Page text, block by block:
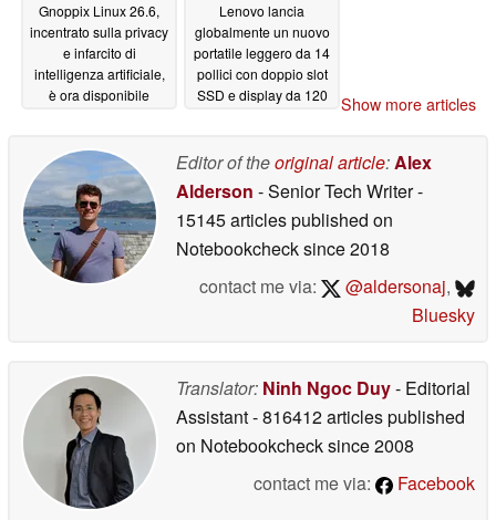
Gnoppix Linux 26.6,
incentrato sulla privacy
e infarcito di
intelligenza artificiale,
è ora disponibile
Lenovo lancia
globalmente un nuovo
portatile leggero da 14
pollici con doppio slot
SSD e display da 120
Show more articles
Editor of theoriginal article:Alex
Alderson - Senior Tech Writer-
15145 articles published on
Notebookchecksince 2018
contact me via:
@aldersonaj,
Bluesky
Translator: Ninh Ngoc Duy- Editorial
Assistant- 816412 articles published
on Notebookchecksince 2008
contact me via:
Facebook